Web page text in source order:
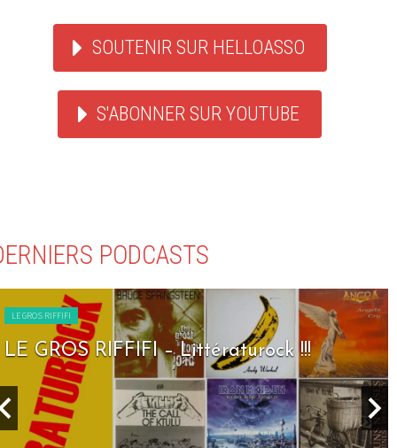
SOUTENIR SUR HELLOASSO
S'ABONNER SUR YOUTUBE
PODCASTS
LE GROS RIFFIFI
LE GROS RIFFIFI – Seven Days To Rock !!!